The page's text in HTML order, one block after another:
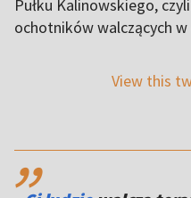
Pułku Kalinowskiego,
ochotników walczących
View this
,,